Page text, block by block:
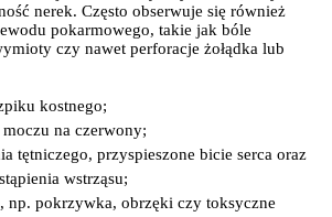
nerek. Często obserwuje się również
pokarmowego, takie jak bóle
czy nawet perforacje żołądka lub
kostnego;
na czerwony;
tętniczego, przyspieszone bicie serca oraz
wstrząsu;
np. pokrzywka, obrzęki czy toksyczne